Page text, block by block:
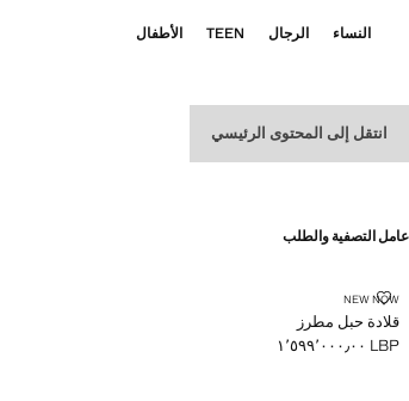
انتقل إلى المحتوى الرئيسي
النساء الرجال TEEN الأطفال
الكلعقود أساورأقراطخواتم
عامل التصفية والطلب
NEW NOW
قلادة حبل مطرز
قلادة حبل مطرز
السعر الحالي [LBP ١٬٥٩٩٬٠٠٠٫٠٠ ]
LBP ١٬٥٩٩٬٠٠٠٫٠٠